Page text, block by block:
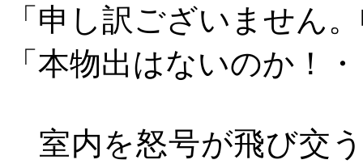
「申し訳ございません
「本物出はないのか！
室内を怒号が飛び交